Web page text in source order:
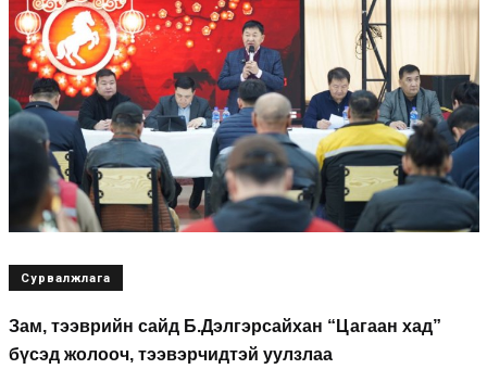
Сурвалжлага
Зам, тээврийн сайд Б.Дэлгэрсайхан “Цагаан хад”
бүсэд жолооч, тээвэрчидтэй уулзлаа